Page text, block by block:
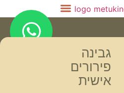
גבינה
פירורים
אישית